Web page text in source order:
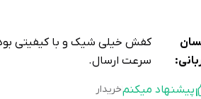
کفش خیلی شیک و با کیفیتی
سرعت ارسال.
پیشنهاد میکنمخریدار